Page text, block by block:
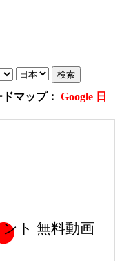
ドマップ：Google 日
ト 無料動画